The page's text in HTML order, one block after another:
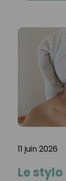
11 juin 2026
Le